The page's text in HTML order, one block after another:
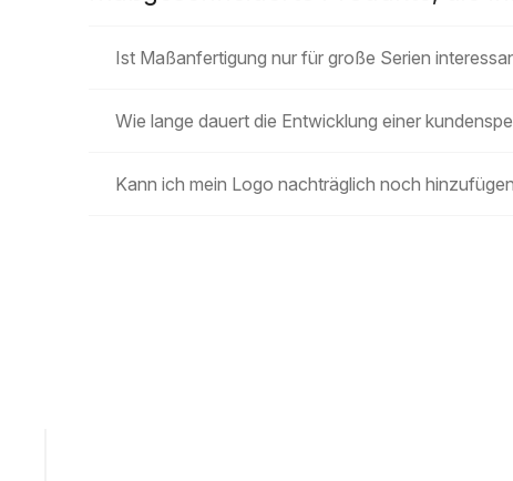
Ist Maßanfertigung nur für große Serien
Wie lange dauert die Entwicklung einer
Kann ich mein Logo nachträglich noch